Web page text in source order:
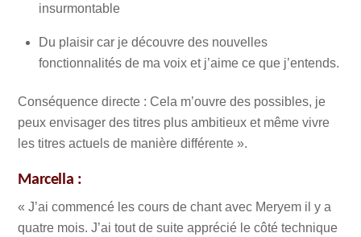
insurmontable
Du plaisir car je découvre des nouvelles
fonctionnalités de ma voix et j’aime ce que j’entends.
Conséquence directe : Cela m’ouvre des possibles, je
peux envisager des titres plus ambitieux et même vivre
les titres actuels de manière différente ».
Marcella :
« J’ai commencé les cours de chant avec Meryem il y a
quatre mois. J’ai tout de suite apprécié le côté technique